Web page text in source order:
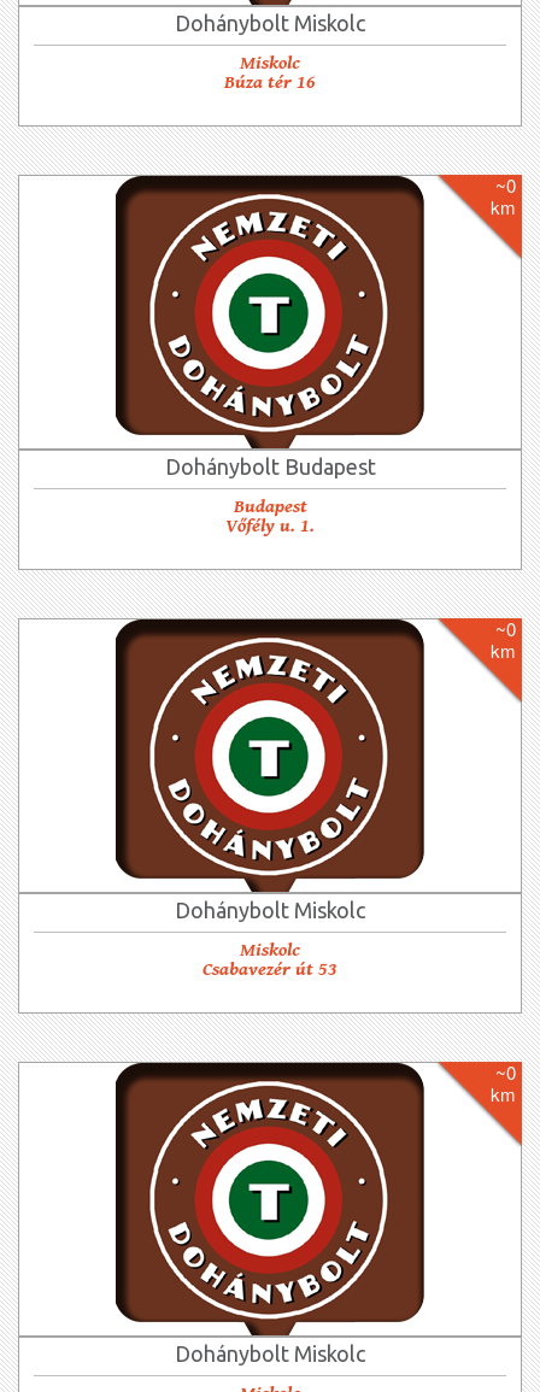
Dohánybolt Miskolc
Miskolc
Búza tér 16
~0
km
Dohánybolt Budapest
Budapest
Vőfély u. 1.
~0
km
Dohánybolt Miskolc
Miskolc
Csabavezér út 53
~0
km
Dohánybolt Miskolc